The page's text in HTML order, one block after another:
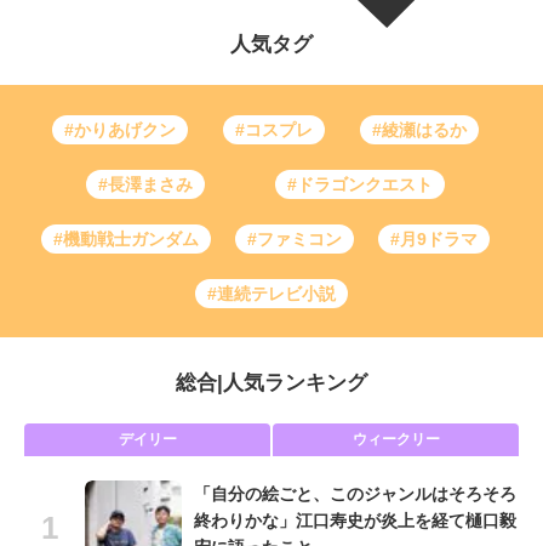
人気タグ
#かりあげクン #コスプレ #綾瀬はるか
#長澤まさみ #ドラゴンクエスト
#機動戦士ガンダム #ファミコン #月9ドラマ
#連続テレビ小説
総合 人気ランキング
デイリー ウィークリー
「自分の絵ごと、このジャンルはそろそろ
終わりかな」江口寿史が炎上を経て樋口毅